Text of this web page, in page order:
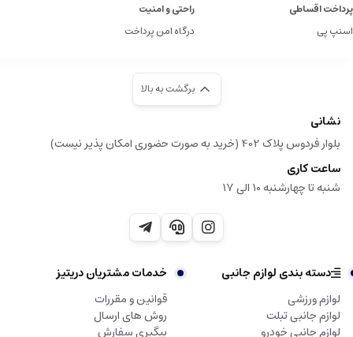
پرداخت اقساطی
اسنپ پی
راحتی و امنیت
درگاه امن پرداخت
برگشت به بالا
نشانی
بلوار فردوس پلاک 402 (خرید به صورت حضوری امکان پذیر نیست)
ساعت کاری
شنبه تا چهارشنبه 10 الی 17
دسته بندی لوازم جانبی
لوازم ورزشی
لوازم جانبی تبلت
لوازم جانبی خودرو
خدمات مشتریان دریتیز
قوانین و مقررات
روش های ارسال
پیگیری سفارش